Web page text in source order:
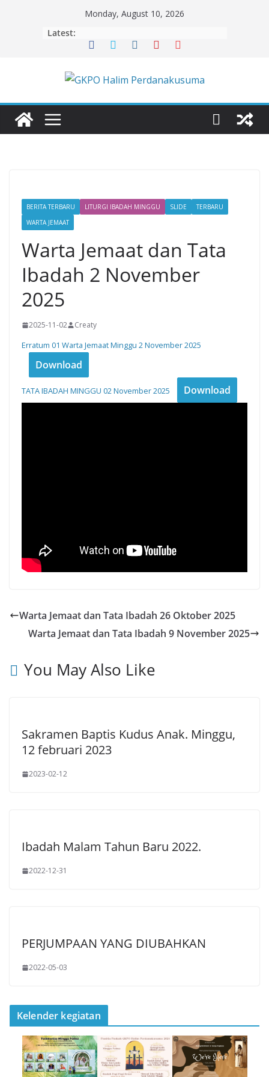
Monday, August 10, 2026
Latest:
BERITA TERBARU LITURGI IBADAH MINGGU SLIDE
TERBARU
WARTA JEMAAT
Warta Jemaat dan Tata
Ibadah 2 November
2025
2025-11-02 Creaty
Erratum 01 Warta Jemaat Minggu 2 November 2025
Download
TATA IBADAH MINGGU 02 November 2025 Download
Warta Jemaat dan Tata Ibadah 26 Oktober 2025
Warta Jemaat dan Tata Ibadah 9 November 2025
You May Also Like
Sakramen Baptis Kudus Anak. Minggu,
12 februari 2023
2023-02-12
Ibadah Malam Tahun Baru 2022.
2022-12-31
PERJUMPAAN YANG DIUBAHKAN
2022-05-03
Kelender kegiatan